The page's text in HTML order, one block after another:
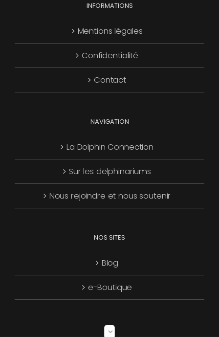
INFORMATIONS
Mentions légales
Confidentialité
Contact
NAVIGATION
La Dolphin Connection
Sur les delphinariums
Nous rejoindre et nous soutenir
NOS SITES
Blog
e-Boutique
Choisir